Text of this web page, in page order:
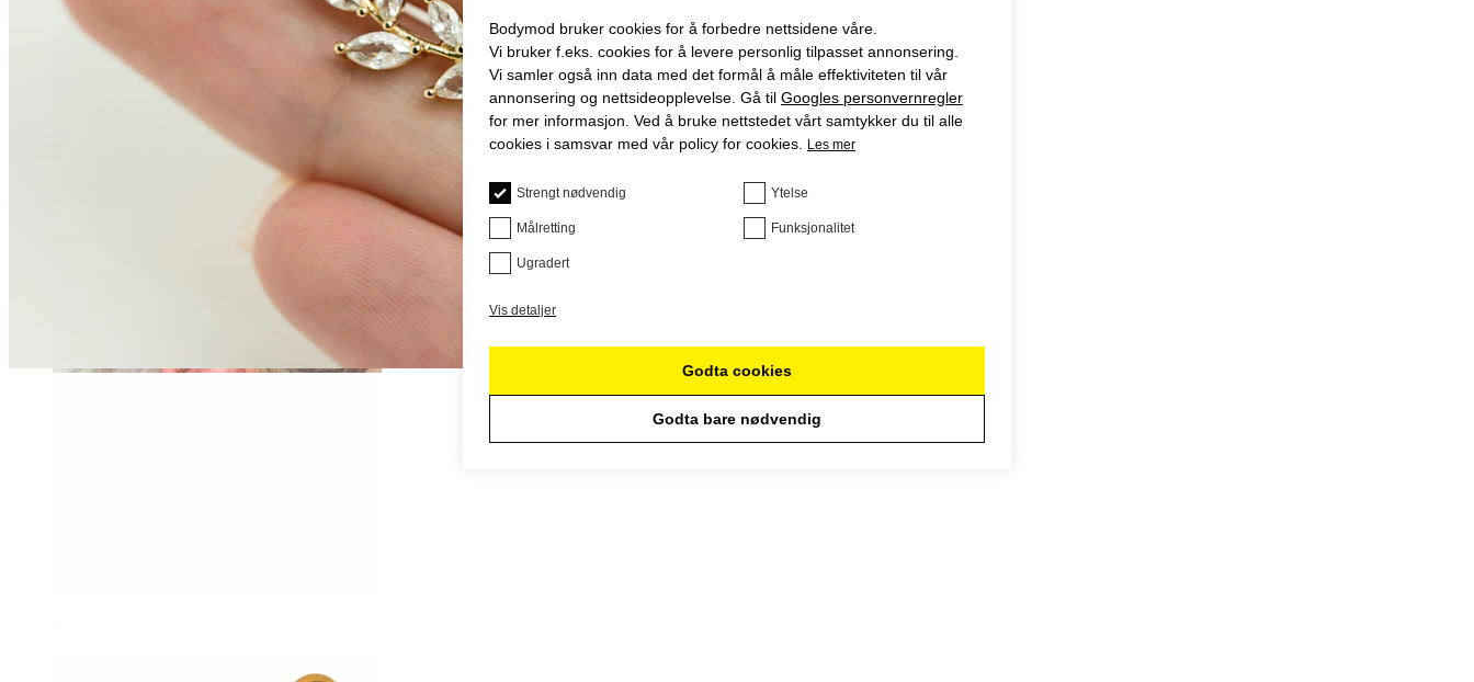
Bodymod bruker cookies for å forbedre nettsidene våre.
Vi bruker f.eks. cookies for å levere personlig tilpasset annonsering.
Vi samler også inn data med det formål å måle effektiviteten til vår
annonsering og nettsideopplevelse. Gå til Googles personvernregler
for mer informasjon. Ved å bruke nettstedet vårt samtykker du til alle
cookies i samsvar med vår policy for cookies.
Les mer
Strengt nødvendig Ytelse
Målretting Funksjonalitet
Ugradert
Vis detaljer
Godta cookies
Godta bare nødvendig